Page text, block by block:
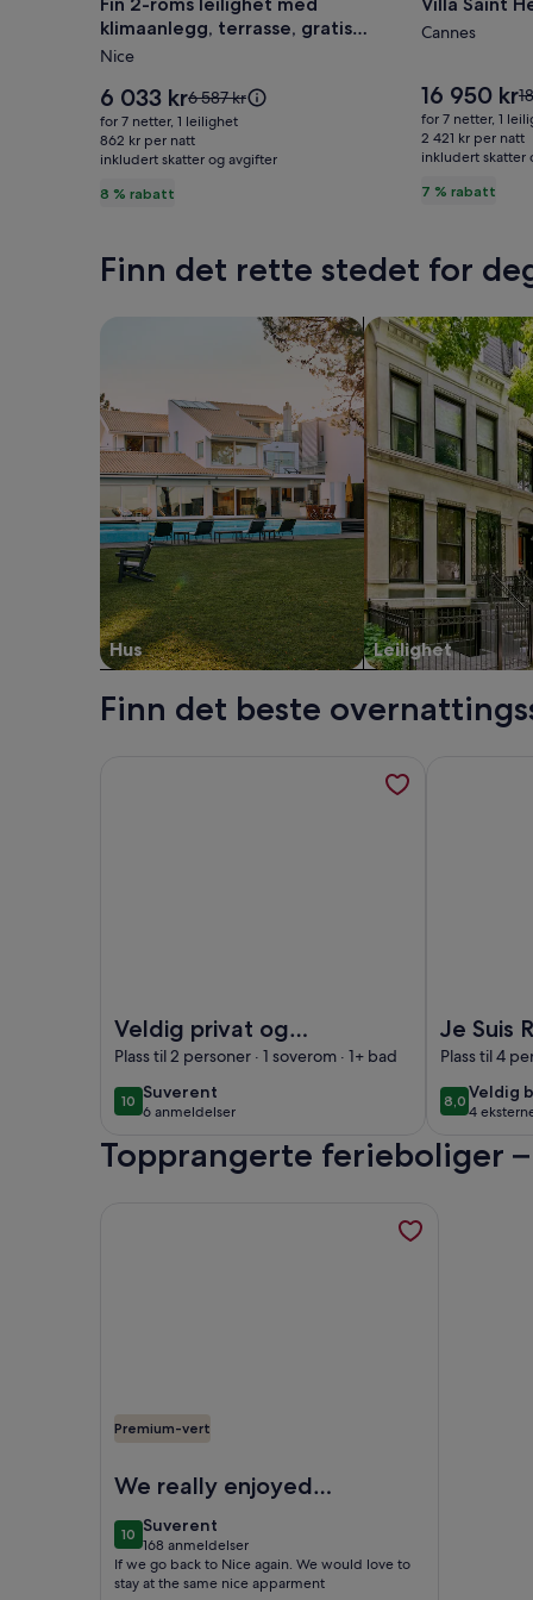
Fin
2-
roms
leilighet
med
klimaanlegg,
terrasse,
gratis
lift
klimaanlegg, terrasse, gratis
parkeringsheis. lift
Nice
8 % rabatt
Prisen
er
6 033 kr
6 033 krPrisen
var
6 587 kr.
Se
6 587 kr
for 7 netter, 1 leilighet
862 kr per natt
inkludert skatter og avgifter
Villa
Saint
Cannes
7 % rabatt
Prisen
er
16 950 kr
16 950 kr
for 7 netter, 1
2 421 kr per natt
inkludert skatter
Finn det rette stedet for
Hus Leilighet
Søk etter
Finn det beste
Veldig privat og
rolig hytte ideelt for
å slappe av
Plass til 2 personer · 1 soverom · 1+ bad
1010 av 10
Suverent
suverent
6 anmeldelser
(6
anmeldelser)
Je Suis
la
Eden,
Plass til 4
8,08,0 av 10
Veldig
veldig
bra
4
Topprangerte ferieboliger
Premium-vert
We really enjoyed
the stay in Nice. The
appartment had a
perfect location.
1010 av 10
Suverent
suverent
168 anmeldelser
(168
anmeldelser)
If we go back to Nice again. We would love to
stay at the same nice apparment